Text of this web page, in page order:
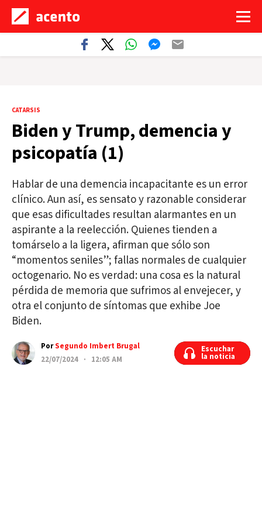
CATARSIS
Biden y Trump, demencia y
psicopatía (1)
Hablar de una demencia incapacitante es un error
clínico. Aun así, es sensato y razonable considerar
que esas dificultades resultan alarmantes en un
aspirante a la reelección. Quienes tienden a
tomárselo a la ligera, afirman que sólo son
“momentos seniles”; fallas normales de cualquier
octogenario. No es verdad: una cosa es la natural
pérdida de memoria que sufrimos al envejecer, y
otra el conjunto de síntomas que exhibe Joe
Biden.
PorSegundo Imbert Brugal
22/07/2024 · 12:05 AM
Escuchar
la noticia
Escuchar
la noticia